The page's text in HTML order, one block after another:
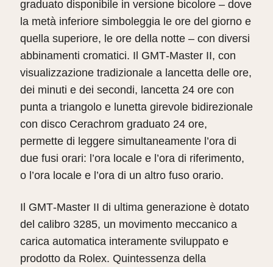
graduato disponibile in versione bicolore – dove
la metà inferiore simboleggia le ore del giorno e
quella superiore, le ore della notte – con diversi
abbinamenti cromatici. Il GMT‑Master II, con
visualizzazione tradizionale a lancetta delle ore,
dei minuti e dei secondi, lancetta 24 ore con
punta a triangolo e lunetta girevole bidirezionale
con disco Cerachrom graduato 24 ore,
permette di leggere simultaneamente l’ora di
due fusi orari: l’ora locale e l’ora di riferimento,
o l’ora locale e l’ora di un altro fuso orario.
Il GMT‑Master II di ultima generazione è dotato
del calibro 3285, un movimento meccanico a
carica automatica interamente sviluppato e
prodotto da Rolex. Quintessenza della